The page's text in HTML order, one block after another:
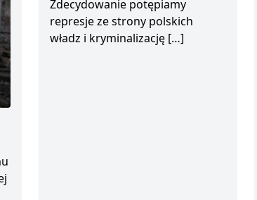
Zdecydowanie potępiamy
represje ze strony polskich
władz i kryminalizację […]